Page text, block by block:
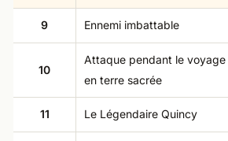
9 Ennemi imbattable
10
Attaque pendant le voyage
en terre sacrée
11 Le Légendaire Quincy